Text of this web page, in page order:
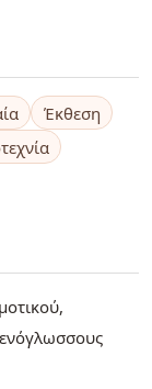
Έκθεση